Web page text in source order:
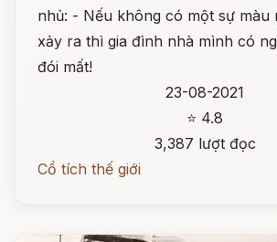
nhủ: - Nếu không có một sự màu
xảy ra thì gia đình nhà mình có
đói mất!
23-08-2021
⭐ 4.8
3,387 lượt đọc
Cổ tích thế giới